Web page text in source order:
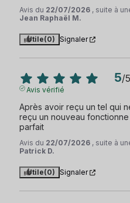
Avis du 22/07/2026 , suite à
Jean Raphaël M.
Utile(0) Signaler
5/5
Avis vérifié
Après avoir reçu un tel qui
reçu un nouveau
parfait
Avis du 22/07/2026 , suite à
Patrick D.
Utile(0) Signaler